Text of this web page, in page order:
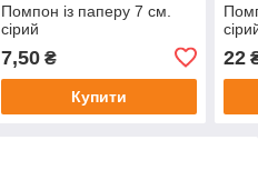
Помпон із паперу 7 см.
сірий
7,50₴
Купити
22